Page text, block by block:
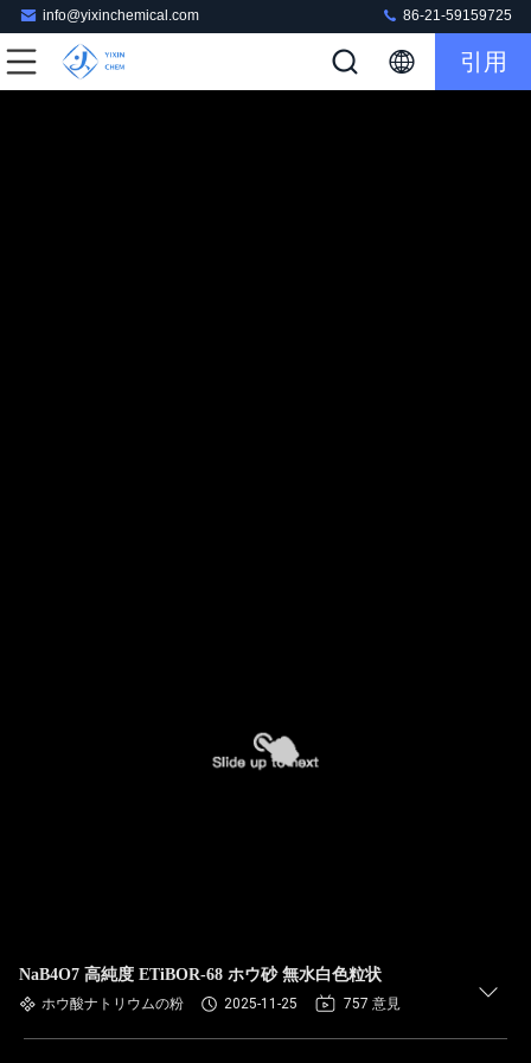
info@yixinchemical.com 86-21-59159725
引用
NaB4O7 高純度 ETiBOR-68 ホウ砂 無水白色粒状
ホウ酸ナトリウムの粉 2025-11-25 757 意見